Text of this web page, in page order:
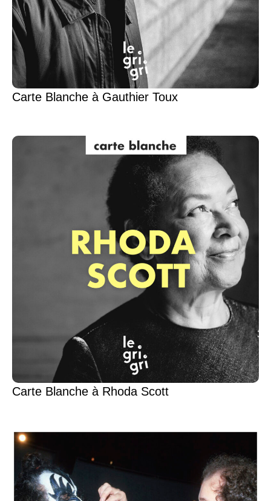
Carte Blanche à Gauthier Toux
Carte Blanche à Rhoda Scott